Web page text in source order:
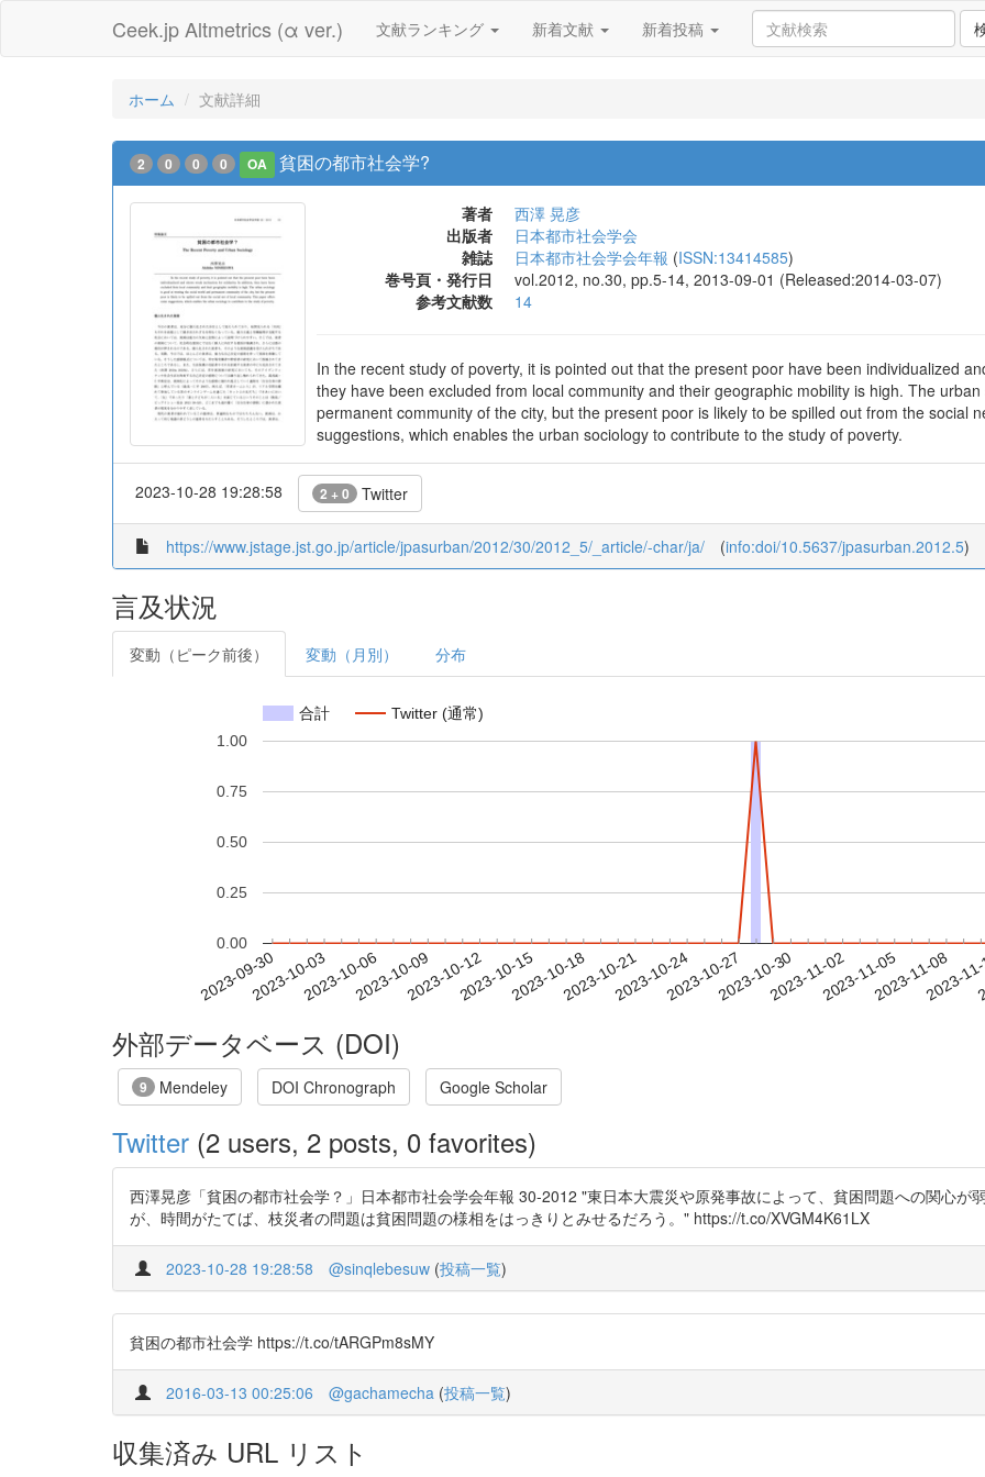
Ceek.jp Altmetrics (α ver.) 文献ランキング 新着文献 新着投稿
ホーム 文献詳細
2 0 0 0 OA 貧困の都市社会学?
著者
西澤 晃彦
出版者
日本都市社会学会
雑誌
日本都市社会学会年報 (ISSN:13414585)
巻号頁・発行日
vol.2012, no.30, pp.5-14, 2013-09-01 (Released:2014-03-07)
参考文献数
14
In the recent study of poverty, it is pointed out that the present poor have been individualized
they have been excluded from local community and their geographic mobility is high. The
permanent community of the city, but the present poor is likely to be spilled out from the social
suggestions, which enables the urban sociology to contribute to the study of poverty.
2023-10-28 19:28:58 2 + 0 Twitter
https://www.jstage.jst.go.jp/article/jpasurban/2012/30/2012_5/_article/-char/ja/ (info:doi/10.5637/jpasurban.2012.5)
言及状況
変動（ピーク前後） 変動（月別） 分布
合計 Twitter (通常)
2023-09-302023-10-032023-10-062023-10-092023-10-122023-10-152023-10-182023-10-212023-10-242023-10-272023-10-302023-11-022023-11-052023-11-08
2023-
0.00
0.25
0.50
0.75
1.00
外部データベース (DOI)
9 Mendeley DOI Chronograph Google Scholar
Twitter (2 users, 2 posts, 0 favorites)
西澤晃彦「貧困の都市社会学？」日本都市社会学会年報 30-2012 "東日本大震災や原発事故によって、貧困問題への関心が
が、時間がたてば、枝災者の問題は貧困問題の様相をはっきりとみせるだろう。" https://t.co/XVGM4K61LX
2023-10-28 19:28:58 @sinqlebesuw (投稿一覧)
貧困の都市社会学 https://t.co/tARGPm8sMY
2016-03-13 00:25:06 @gachamecha (投稿一覧)
収集済み URL リスト